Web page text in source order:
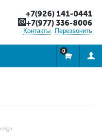
+7(926) 141-0441
+7(977) 336-8006
Контакты Перезвонить
0